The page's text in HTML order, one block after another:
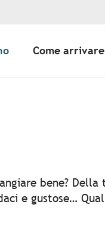
Come
bene?
e gustose…